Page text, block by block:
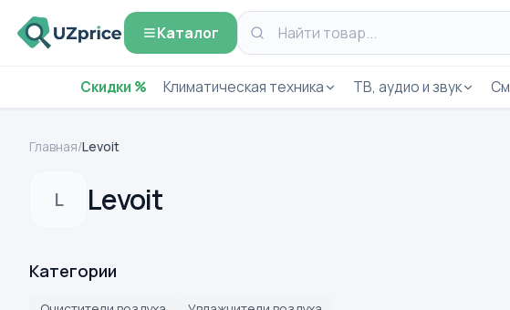
Каталог
Скидки % Климатическая техника ТВ, аудио и звук
Главная/Levoit
L Levoit
Категории